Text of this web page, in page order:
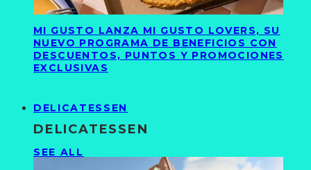
MI GUSTO LANZA MI GUSTO LOVERS, SU
NUEVO PROGRAMA DE BENEFICIOS CON
DESCUENTOS, PUNTOS Y PROMOCIONES
EXCLUSIVAS
DELICATESSEN
DELICATESSEN
SEE ALL